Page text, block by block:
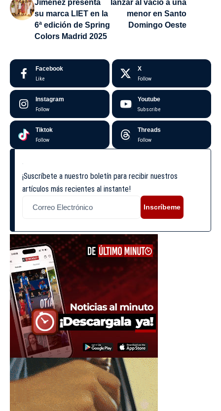
Jiménez presenta
su marca LIET en la
6ª edición de Spring
Colors Madrid 2025
lanzar al vacío a una
menor en Santo
Domingo Oeste
Facebook
Like
X
Follow
Instagram
Follow
Youtube
Subscribe
Tiktok
Follow
Threads
Follow
¡Suscríbete a nuestro boletín para recibir nuestros
artículos más recientes al instante!
Inscríbeme